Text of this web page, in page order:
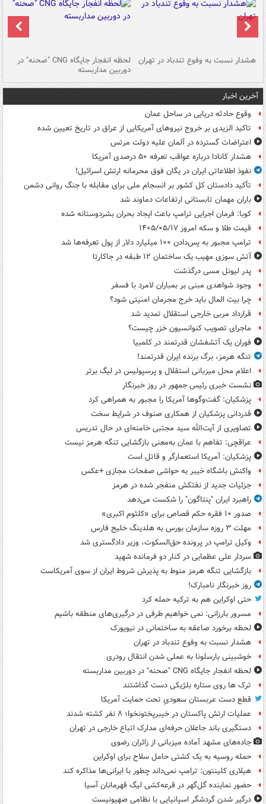
هشدار نسبت به وفوع تندباد در تهران لحظه انفجار جایگاه CNG "صحنه" در
دوربین مداربسته
آخرین اخبار
وقوع حادثه دریایی در ساحل عمان
تاکید الزیدی بر خروج نیروهای آمریکایی از عراق در تاریخ تعیین شده
اعتراضات گسترده در آلمان علیه دولت مرتس
هشدار کانادا درباره عواقب تعرفه ۵۰ درصدی آمریکا
نفوذ اطلاعاتی ایران در یگان فوق محرمانه ارتش اسرائیل!
تأکید دادستان کل کشور بر انسجام ملی برای مقابله با جنگ روانی دشمن
باران مهمان تابستانی ارتفاعات دماوند شد
کوبا: فرمان اجرایی ترامپ باعث ایجاد بحران بشردوستانه شده
قیمت طلا و سکه امروز ۱۴۰۵/۰۵/۱۷
ترامپ مجبور به پس‌دادن ۱۰۰ میلیارد دلار از پول تعرفه‌ها شد
آتش سوزی مهیب یک ساختمان ۱۲ طبقه در جاکارتا
پدر لیونل مسی درگذشت
وجود شواهدی مبنی بر بمباران لامرد با فسفر
چرا بیت المال باید خرج مجرمان امنیتی شود؟
قرارداد مربی خارجی استقلال تمدید شد
ماجرای تصویب کنوانسیون خزر چیست؟
فوران یک آتشفشان قدرتمند در کلمبیا
تنگه هرمز، برگ برنده ایران قدرتمند!
اعلام محل میزبانی استقلال و پرسپولیس در لیگ برتر
نشست خبری رئیس جمهور در روز خبرنگار
پزشکیان: گفت‌وگوها آمریکا را مجبور به همراهی کرد
قدردانی پزشکیان از همکاری صنوف در شرایط سخت
تصاویری از آیت‌الله سید مجتبی خامنه‌ای در حال تدریس
عراقچی: تفاهم با عمان به‌معنی بازگشایی تنگه هرمز نیست
پزشکیان: آمریکا استعمارگر و قاتل است
واکنش باشگاه خیبر به حواشی صفحات مجازی +عکس
جزئیات جدید از نفتکش منفجر شده در هرمز
راهبرد ایران "پنتاگون" را شکست می‌دهد
صدور ۱۰ فقره حکم قصاص برای «کلثوم اکبری»
مهلت ۳ روزه سازمان بورس به هلدینگ خلیج فارس
وکیل ترامپ در پرونده حق‌السکوت، وزیر دادگستری شد
سردار علی عظمایی در کنار دو فرمانده شهید
بازگشایی تنگه هرمز منوط به پذیرش شروط ایران از سوی آمریکاست
روز خبرنگار نامبارک!
حتی اوکراین هم به ترکیه حمله کرد
مسرور بارزانی: نمی خواهیم طرفی در درگیری‌های منطقه باشیم
لحظه برخورد صاعقه به ساختمانی در نیویورک
هشدار نسبت به وفوع تندباد در تهران
خوشبینی بارسلونا به عملی شدن انتقال رودری
لحظه انفجار جایگاه CNG "صحنه" در دوربین مداربسته
ترک ها روی ستاره بلژیکی دست گذاشتند
قطع دست عربستان سعودیِ تحت حمایت آمریکا
عملیات ارتش پاکستان در خیبرپختونخوا؛ ۸ نفر کشته شدند
دستگیری باند جاعلان حرفه‌ای مدارک اتباع خارجی در تهران
جاده‌های مشهد آماده میزبانی از زائران رضوی
حمله روسیه به یک کشتی حامل سلاح برای اوکراین
هیلاری کلینتون: ترامپ نمی‌داند چطور با ایرانی‌ها مذاکره کند
حضور نماینده گل‌گهر در قرعه‌کشی لیگ قهرمانان آسیا
درگیر شدن گردشگر اسپانیایی با نظامی صهیونیست